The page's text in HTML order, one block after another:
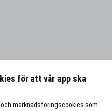
för att vår app ska
marknadsföringscookies som